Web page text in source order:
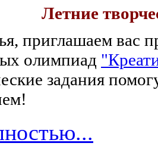
Летние
приглашаем вас
олимпиад
задания